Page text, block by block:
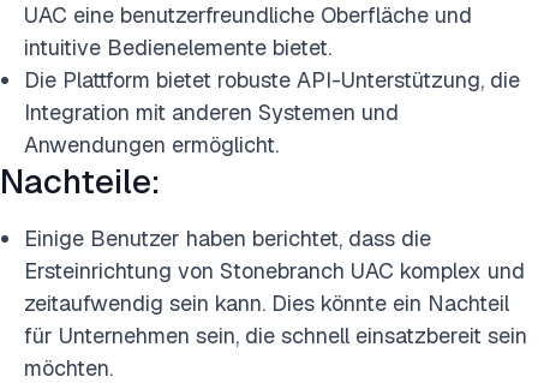
UAC eine benutzerfreundliche Oberfläche und
intuitive Bedienelemente bietet.
Die Plattform bietet robuste API-Unterstützung, die
Integration mit anderen Systemen und
Anwendungen ermöglicht.
Nachteile:
Einige Benutzer haben berichtet, dass die
Ersteinrichtung von Stonebranch UAC komplex und
zeitaufwendig sein kann. Dies könnte ein Nachteil
für Unternehmen sein, die schnell einsatzbereit sein
möchten.